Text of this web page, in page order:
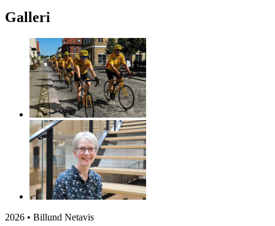
Galleri
2026 • Billund Netavis